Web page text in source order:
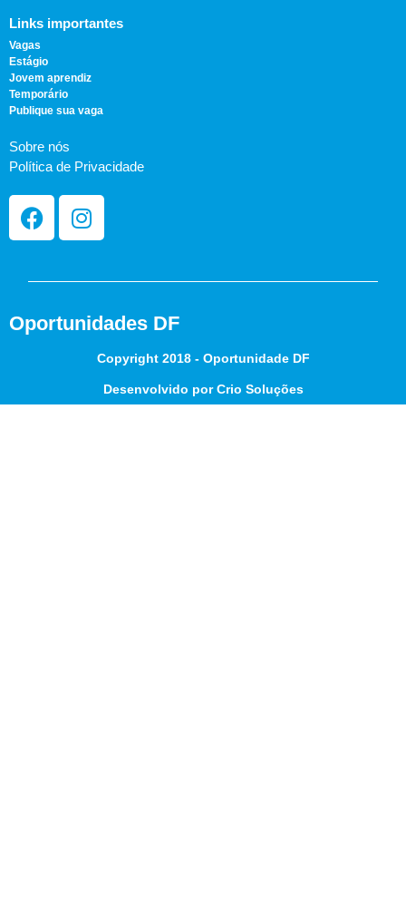
Links importantes
Vagas
Estágio
Jovem aprendiz
Temporário
Publique sua vaga
Sobre nós
Política de Privacidade
Oportunidades DF
Copyright 2018 - Oportunidade DF
Desenvolvido por Crio Soluções